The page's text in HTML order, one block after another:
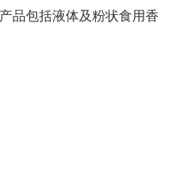
品包括液体及粉状食用香